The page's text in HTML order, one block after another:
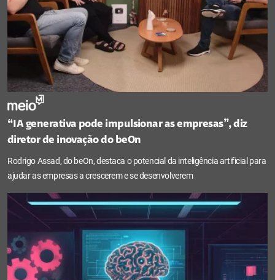
“IA generativa pode impulsionar as empresas”, diz
diretor de inovação do beOn
Rodrigo Assad, do beOn, destaca o potencial da inteligência artificial para
ajudar as empresas a crescerem e se desenvolverem